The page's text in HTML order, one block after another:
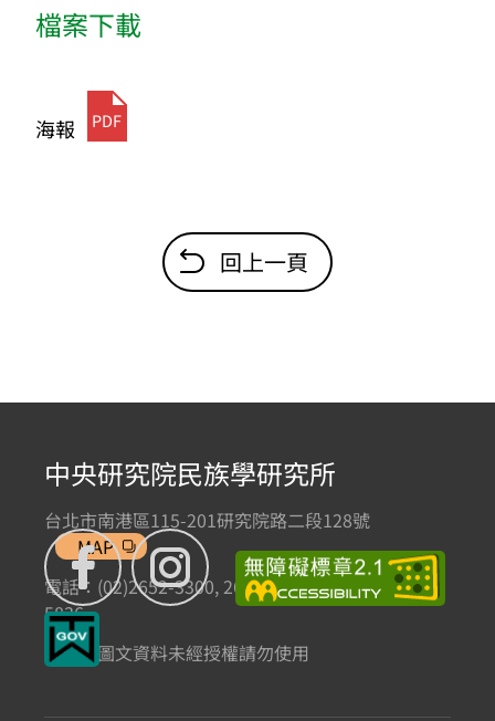
檔案下載
海報 PDF
回上一頁
中央研究院民族學研究所
台北市南港區115-201研究院路二段128號
MAP
電話：(02)2652-3300, 2652-3301 傳真：(02)2785-
5836
本網站圖文資料未經授權請勿使用